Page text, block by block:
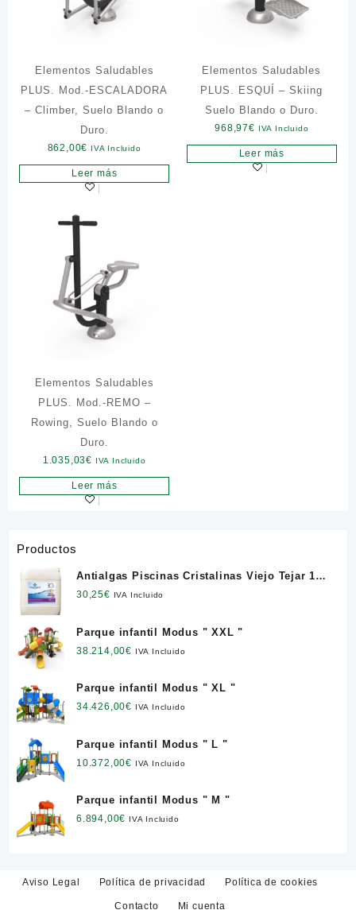
Elementos Saludables
PLUS. Mod.-ESCALADORA
– Climber, Suelo Blando o
Duro.
862,00€ IVA Incluido
Leer más
Elementos Saludables
PLUS. ESQUÍ – Skiing
Suelo Blando o Duro.
968,97€ IVA Incluido
Leer más
Elementos Saludables
PLUS. Mod.-REMO –
Rowing, Suelo Blando o
Duro.
1.035,03€ IVA Incluido
Leer más
Productos
Antialgas Piscinas Cristalinas Viejo Tejar 12
l. NETO
30,25€ IVA Incluido
Parque infantil Modus " XXL "
38.214,00€ IVA Incluido
Parque infantil Modus " XL "
34.426,00€ IVA Incluido
Parque infantil Modus " L "
10.372,00€ IVA Incluido
Parque infantil Modus " M "
6.894,00€ IVA Incluido
Aviso Legal Política de privacidad Política de cookies
Contacto Mi cuenta